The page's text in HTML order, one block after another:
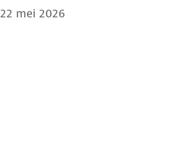
22 mei 2026